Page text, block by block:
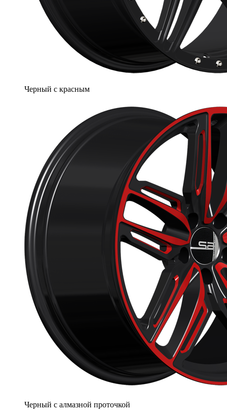
Черный с красным
Черный с алмазной проточкой